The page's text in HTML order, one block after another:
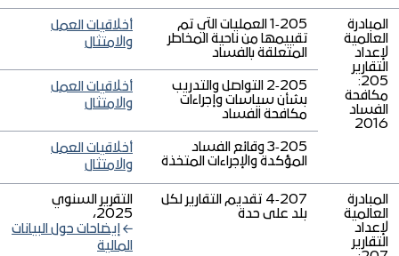
المبادرة
العالمية
لإعداد
التقارير
205:
مكافحة
الفساد
2016
205‑1 العمليات التي تم
تقييمها من ناحية المخاطر
المتعلقة بالفساد
أخلاقيات العمل
والامتثال
205‑2 التواصل والتدريب
بشأن سياسات وإجراءات
مكافحة الفساد
أخلاقيات العمل
والامتثال
205‑3 وقائع الفساد
المؤكدة والإجراءات المتخذة
أخلاقيات العمل
والامتثال
المبادرة
العالمية
لإعداد
التقارير
207‑4 تقديم التقارير لكل
بلد على حدة
التقرير السنوي
2025،
إيضاحات حول البيانات
المالية